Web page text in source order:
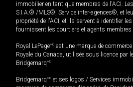
immobilier en tant que membres de l'ACI.
S.I.A.® /MLS®, Service inter-agences®, et
propriété de l'ACI, et ils servent à identifier
fournissent les courtiers et agents membres
Royal LePageMD est une marque de
Royale du Canada, utilisée sous licence par
BridgemarqMD.
BridgemarqMD et ses logos / Services